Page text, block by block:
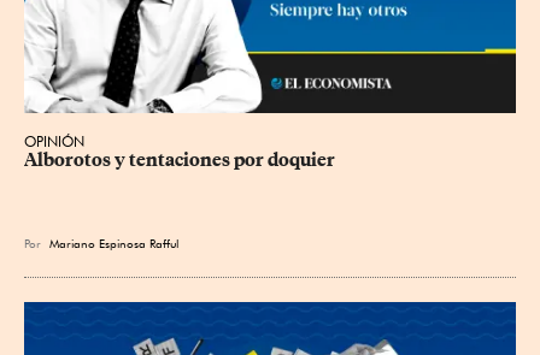
OPINIÓN
Alborotos y tentaciones por doquier
Por Mariano Espinosa Rafful